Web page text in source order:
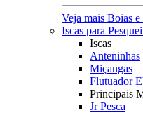
Veja mais Boias e
Iscas para
Iscas
Anteninhas
Miçangas
Flutuador
Principais
Jr Pesca